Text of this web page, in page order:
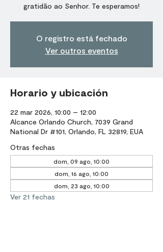
gratidão ao Senhor. Te esperamos!
O registro está fechado
Ver outros eventos
Horario y ubicación
22 mar 2026, 10:00 – 12:00
Alcance Orlando Church, 7039 Grand
National Dr #101, Orlando, FL 32819, EUA
Otras fechas
dom, 09 ago, 10:00
dom, 16 ago, 10:00
dom, 23 ago, 10:00
Ver 21 fechas